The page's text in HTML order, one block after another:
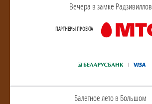
Вечера в замке Радзивиллов
ПАРТНЕРЫ ПРОЕКТА
Балетное лето в Большом